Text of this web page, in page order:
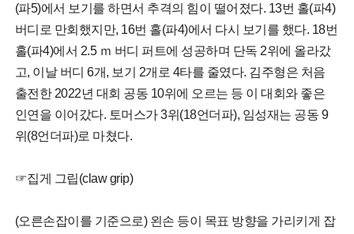
(파5)에서 보기를 하면서 추격의 힘이 떨어졌다. 13번 홀(파4)
버디로 만회했지만, 16번 홀(파4)에서 다시 보기를 했다. 18번
홀(파4)에서 2.5 ｍ 버디 퍼트에 성공하며 단독 2위에 올라갔
고, 이날 버디 6개, 보기 2개로 4타를 줄였다. 김주형은 처음
출전한 2022년 대회 공동 10위에 오르는 등 이 대회와 좋은
인연을 이어갔다. 토머스가 3위(18언더파), 임성재는 공동 9
위(8언더파)로 마쳤다.
☞집게 그립(claw grip)
(오른손잡이를 기준으로) 왼손 등이 목표 방향을 가리키게 잡